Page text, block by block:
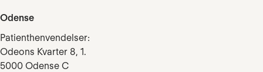
Odense
Patienthenvendelser:
Odeons Kvarter 8, 1.
5000 Odense C